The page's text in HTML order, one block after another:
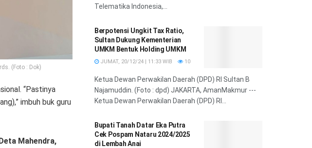
(Foto : Dok)
“Pastinya
imbuh buk guru
Mahendra,
Telematika Indonesia,...
Berpotensi Ungkit Tax Ratio,
Sultan Dukung Kementerian
UMKM Bentuk Holding UMKM
JUMAT, 20/12/24 | 11:33 WIB 10
Ketua Dewan Perwakilan Daerah (DPD) RI Sultan B
Najamuddin. (Foto : dpd) JAKARTA, AmanMakmur ---
Ketua Dewan Perwakilan Daerah (DPD) RI...
Bupati Tanah Datar Eka Putra
Cek Pospam Nataru 2024/2025
di Lembah Anai